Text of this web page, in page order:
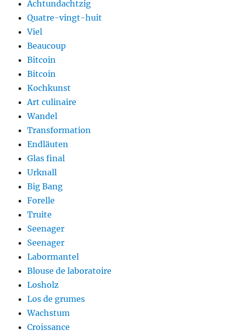
Achtundachtzig
Quatre-vingt-huit
Viel
Beaucoup
Bitcoin
Bitcoin
Kochkunst
Art culinaire
Wandel
Transformation
Endläuten
Glas final
Urknall
Big Bang
Forelle
Truite
Seenager
Seenager
Labormantel
Blouse de laboratoire
Losholz
Los de grumes
Wachstum
Croissance